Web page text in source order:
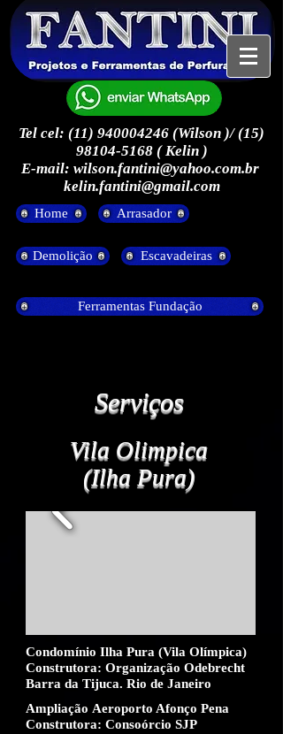
Serviços
Vila Olimpica
(Ilha Pura)
Condomínio Ilha Pura (Vila Olímpica)
Construtora: Organização Odebrecht
Barra da Tijuca. Rio de Janeiro
Ampliação Aeroporto Afonço Pena
Construtora: Consoórcio SJP
Home Arrasador
Demolição Escavadeiras
Ferramentas Fundação
Tel cel: (11) 940004246 (Wilson )/(15)
98104-5168( Kelin )
E-mail: wilson.fantini@yahoo.com.br
kelin.fantini@gmail.com